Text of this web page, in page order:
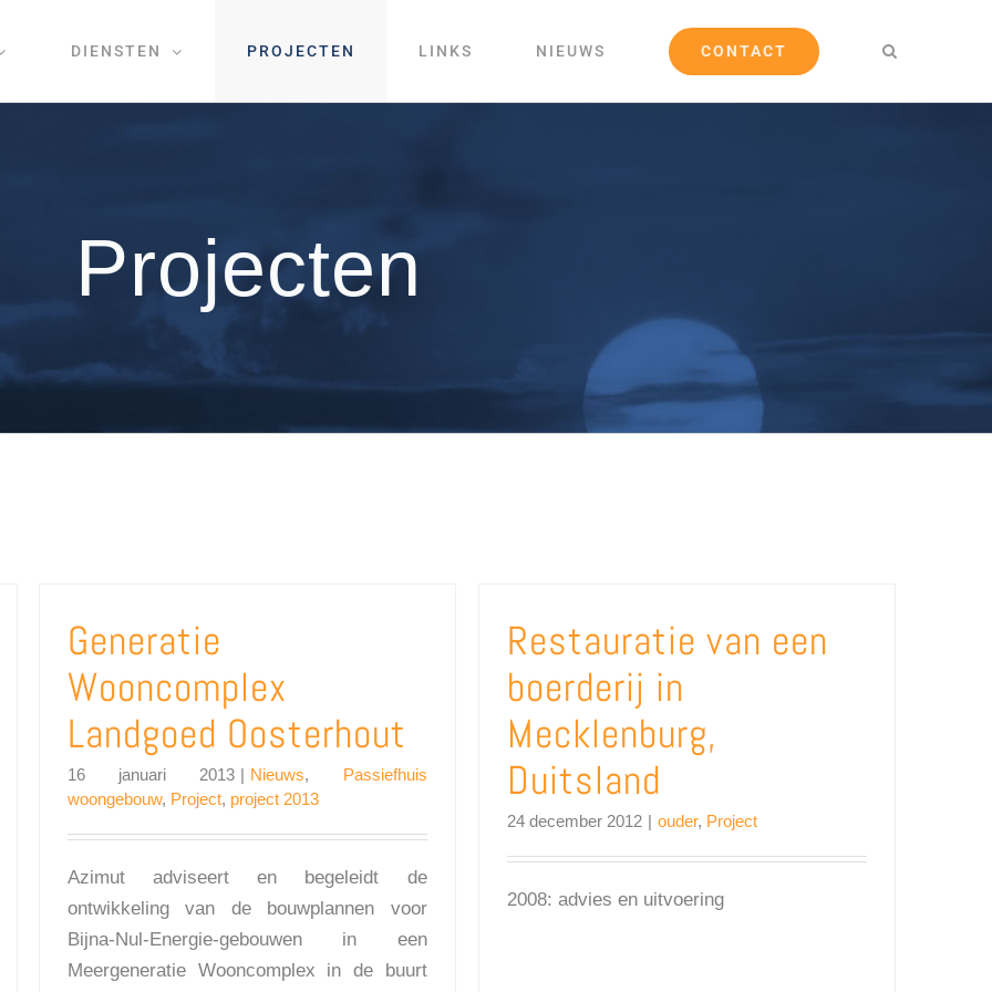
DIENSTEN PROJECTEN LINKS NIEUWS CONTACT
Projecten
Generatie
Wooncomplex
Landgoed Oosterhout
16 januari 2013 | Nieuws, Passiefhuis
woongebouw, Project, project 2013
Azimut adviseert en begeleidt de
ontwikkeling van de bouwplannen voor
Bijna-Nul-Energie-gebouwen in een
Meergeneratie Wooncomplex in de buurt
Restauratie van een
boerderij in
Mecklenburg,
Duitsland
24 december 2012 | ouder, Project
2008: advies en uitvoering